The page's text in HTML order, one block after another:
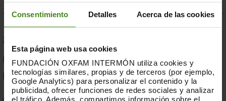
Consentimiento Detalles Acerca de las cookies
Esta página web usa cookies
FUNDACIÓN OXFAM INTERMÓN utiliza cookies y
tecnologías similares, propias y de terceros (por ejemplo,
Google Analytics) para personalizar el contenido y la
publicidad, ofrecer funciones de redes sociales y analizar
el tráfico. Además, compartimos información sobre el
23.07.2019
Compromesos o complaents: una resposta fallida a
la crisi per sequera a la Banya d'Àfrica de 2019
Acció Humanitària-Resiliència i Mitjans de Vida